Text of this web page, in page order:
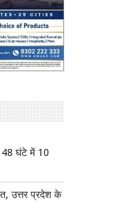
48 घंटे में 10
उत्तर प्रदेश के